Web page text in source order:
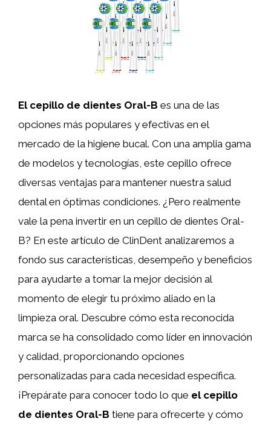
El cepillo de dientes Oral-B es una de las
opciones más populares y efectivas en el
mercado de la higiene bucal. Con una amplia gama
de modelos y tecnologías, este cepillo ofrece
diversas ventajas para mantener nuestra salud
dental en óptimas condiciones. ¿Pero realmente
vale la pena invertir en un cepillo de dientes Oral-
B? En este artículo de ClinDent analizaremos a
fondo sus características, desempeño y beneficios
para ayudarte a tomar la mejor decisión al
momento de elegir tu próximo aliado en la
limpieza oral. Descubre cómo esta reconocida
marca se ha consolidado como líder en innovación
y calidad, proporcionando opciones
personalizadas para cada necesidad específica.
¡Prepárate para conocer todo lo que el cepillo
de dientes Oral-B tiene para ofrecerte y cómo